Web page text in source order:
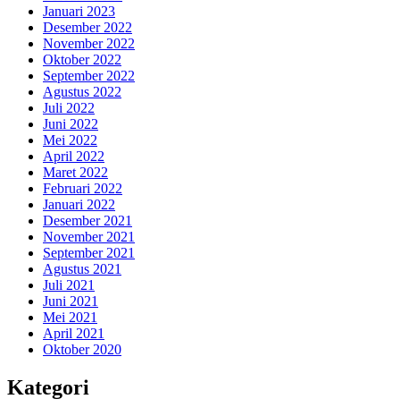
Januari 2023
Desember 2022
November 2022
Oktober 2022
September 2022
Agustus 2022
Juli 2022
Juni 2022
Mei 2022
April 2022
Maret 2022
Februari 2022
Januari 2022
Desember 2021
November 2021
September 2021
Agustus 2021
Juli 2021
Juni 2021
Mei 2021
April 2021
Oktober 2020
Kategori